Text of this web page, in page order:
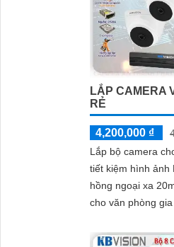
LẮP CAMERA
RẺ
4,200,000 ₫
Lắp bộ camera
tiết kiệm hình ảnh
hồng ngoại xa
cho văn phòng
định